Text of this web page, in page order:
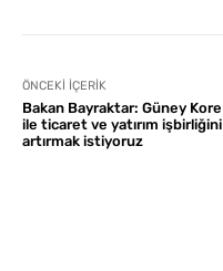
ÖNCEKI İÇERIK
Bakan Bayraktar: Güney Kore
ile ticaret ve yatırım işbirliğini
artırmak istiyoruz